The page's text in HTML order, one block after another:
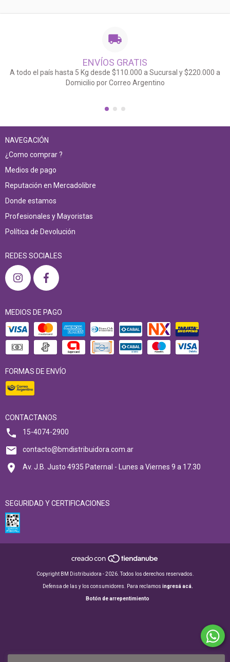
ENVÍOS GRATIS
A todo el país hasta 5 Kg desde $110.000 a Sucursal y $220.000 a
Domicilio por Correo Argentino
NAVEGACIÓN
¿Como comprar ?
Medios de pago
Reputación en Mercadolibre
Donde estamos
Profesionales y Mayoristas
Política de Devolución
REDES SOCIALES
MEDIOS DE PAGO
FORMAS DE ENVÍO
CONTACTANOS
15-4074-2900
contacto@bmdistribuidora.com.ar
Av. J.B. Justo 4935 Paternal - Lunes a Viernes 9 a 17.30
SEGURIDAD Y CERTIFICACIONES
Copyright BM Distribuidora - 2026. Todos los derechos reservados.
Defensa de las y los consumidores. Para reclamos ingresá acá.
Botón de arrepentimiento